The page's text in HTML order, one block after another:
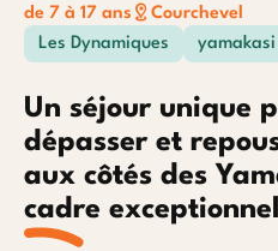
de 7 à 17 ans
Courchevel
Les Dynamiques
yamakasi
Un séjour unique
dépasser et
aux côtés des
cadre